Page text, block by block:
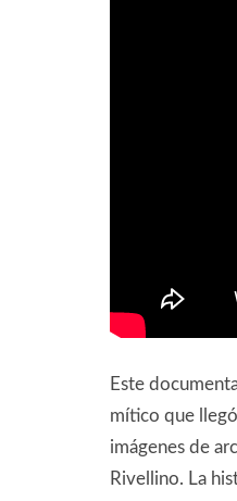
Este
mítico que
imágenes de
Rivellino. La